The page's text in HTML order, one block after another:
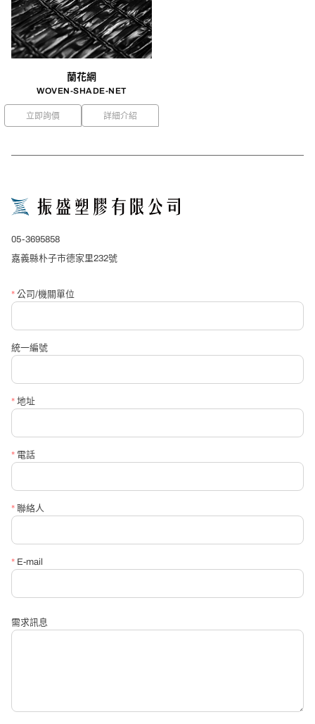
蘭花網
WOVEN-SHADE-NET
立即詢價 詳細介紹
close
*公司/單位名稱
*請必填詢問內容
05-3695858
嘉義縣朴子市德家里232號
* 公司/機關單位
統一編號
* 地址
* 電話
* 聯絡人
* E-mail
需求訊息